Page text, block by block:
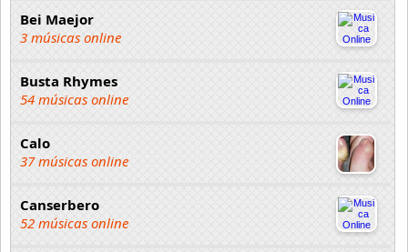
Bei Maejor
3 músicas online
Busta Rhymes
54 músicas online
Calo
37 músicas online
Canserbero
52 músicas online